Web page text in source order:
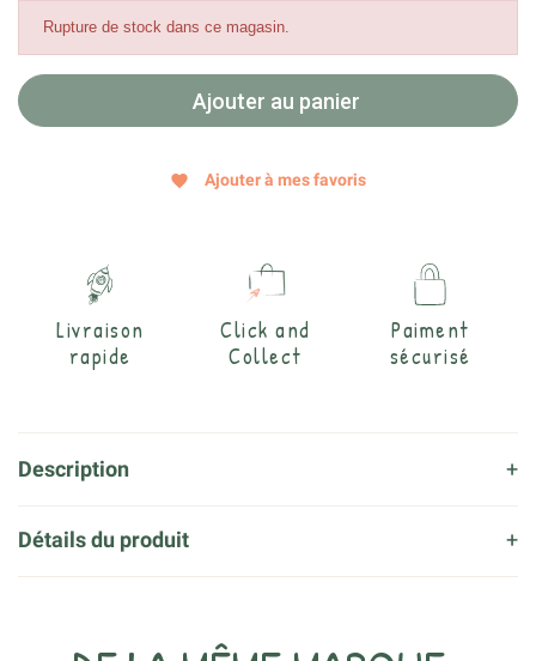
Rupture de stock dans ce magasin.
Ajouter au panier
favorite Ajouter à mes favoris
Livraison
rapide
Click and
Collect
Paiment
sécurisé
Description
Détails du produit